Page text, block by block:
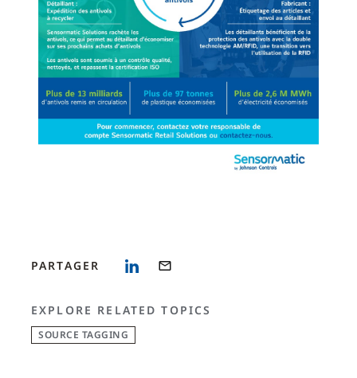
PARTAGER
EXPLORE RELATED TOPICS
SOURCE TAGGING